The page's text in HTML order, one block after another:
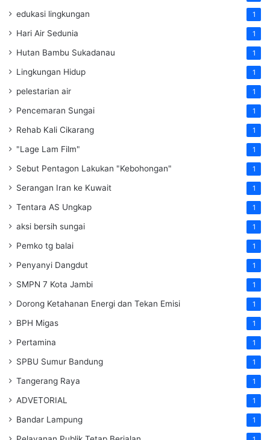
edukasi lingkungan 1
Hari Air Sedunia 1
Hutan Bambu Sukadanau 1
Lingkungan Hidup 1
pelestarian air 1
Pencemaran Sungai 1
Rehab Kali Cikarang 1
"Lage Lam Film" 1
Sebut Pentagon Lakukan "Kebohongan" 1
Serangan Iran ke Kuwait 1
Tentara AS Ungkap 1
aksi bersih sungai 1
Pemko tg balai 1
Penyanyi Dangdut 1
SMPN 7 Kota Jambi 1
Dorong Ketahanan Energi dan Tekan Emisi 1
BPH Migas 1
Pertamina 1
SPBU Sumur Bandung 1
Tangerang Raya 1
ADVETORIAL 1
Bandar Lampung 1